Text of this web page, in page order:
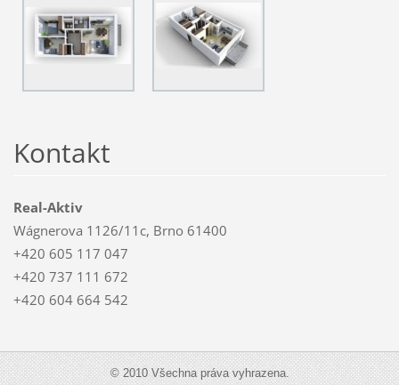
Kontakt
Real-Aktiv
Wágnerova 1126/11c, Brno 61400
+420 605 117 047
+420 737 111 672
+420 604 664 542
© 2010 Všechna práva vyhrazena.